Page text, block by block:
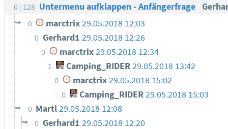
0 128 Untermenu aufklappen - Anfängerfrage
0 marctrix29.05.2018 12:03
0 Gerhard1 29.05.2018 12:26
0 marctrix29.05.2018 12:34
1 Camping_RIDER29.05.2018 13:42
0 marctrix29.05.2018 15:02
0 Camping_RIDER29.05.2018 15:03
0 Martl29.05.2018 12:08
0 Gerhard1 29.05.2018 12:20